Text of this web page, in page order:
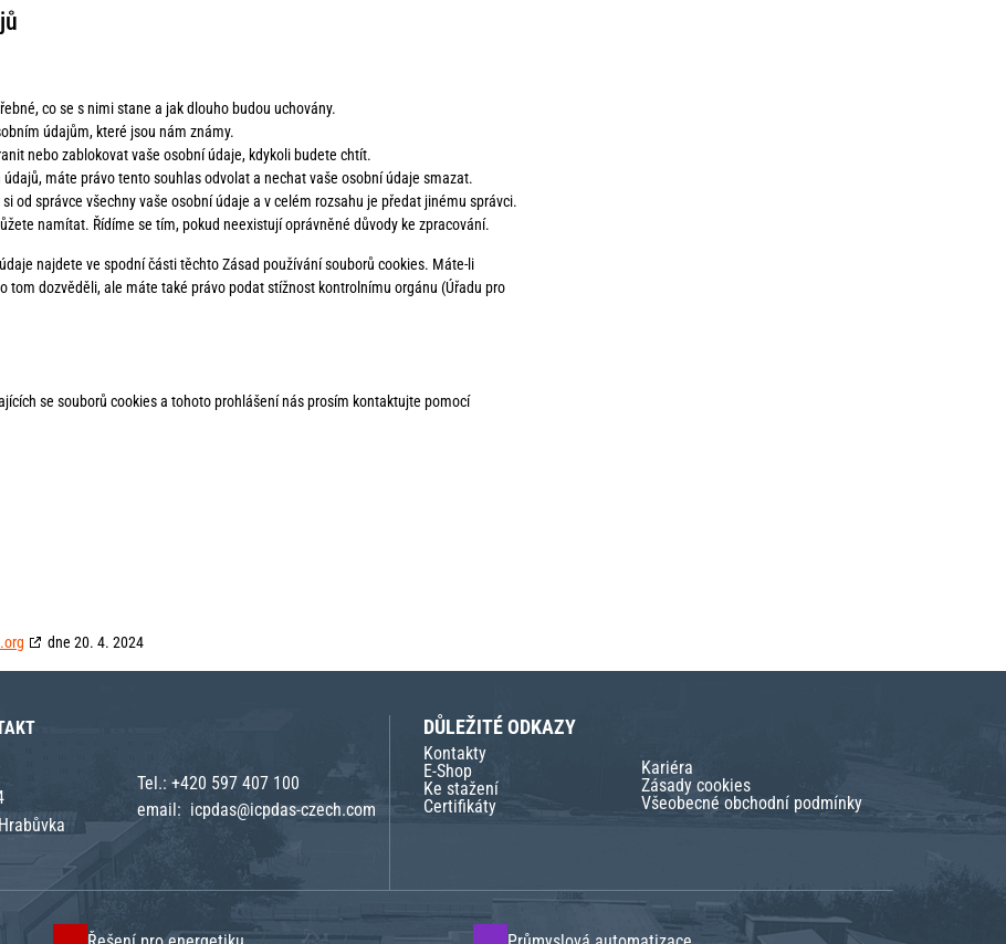
co se s nimi stane a jak dlouho budou uchovány.
údajům, které jsou nám známy.
nebo zablokovat vaše osobní údaje, kdykoli budete chtít.
máte právo tento souhlas odvolat a nechat vaše osobní údaje smazat.
od správce všechny vaše osobní údaje a v celém rozsahu je předat jinému správci.
namítat. Řídíme se tím, pokud neexistují oprávněné důvody ke zpracování.
najdete ve spodní části těchto Zásad používání souborů cookies. Máte-li
tom dozvěděli, ale máte také právo podat stížnost kontrolnímu orgánu (Úřadu pro
se souborů cookies a tohoto prohlášení nás prosím kontaktujte pomocí
dne 20. 4. 2024
Tel.: +420 597 407 100
email: icpdas@icpdas-czech.com
DŮLEŽITÉ ODKAZY
Kontakty
E-Shop
Ke stažení
Certifikáty
Kariéra
Zásady cookies
Všeobecné obchodní podmínky